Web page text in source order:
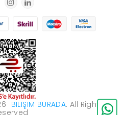
BILIŞIM BURADA. All Rights